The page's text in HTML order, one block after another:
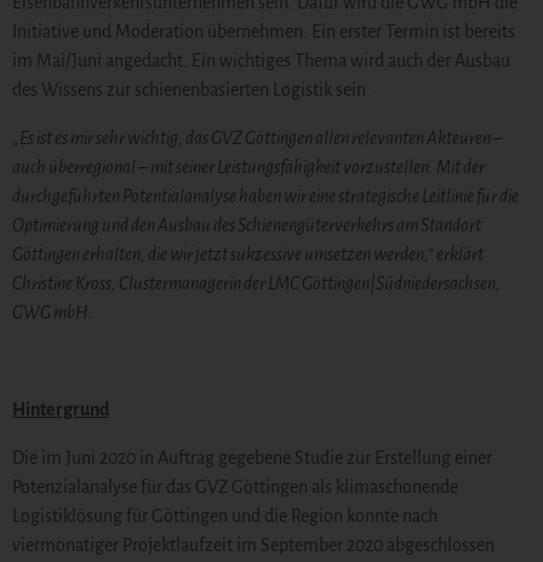
Initiative und Moderation übernehmen. Ein erster Termin ist bereits
im Mai/Juni angedacht. Ein wichtiges Thema wird auch der Ausbau
des Wissens zur schienenbasierten Logistik sein.
„Es ist es mir sehr wichtig, das GVZ Göttingen allen relevanten Akteuren –
auch überregional – mit seiner Leistungsfähigkeit vorzustellen. Mit der
durchgeführten Potentialanalyse haben wir eine strategische Leitlinie für die
Optimierung und den Ausbau des Schienengüterverkehrs am Standort
Göttingen erhalten, die wir jetzt sukzessive umsetzen werden,“ erklärt
Christine Kross, Clustermanagerin der LMC Göttingen|Südniedersachsen,
GWG mbH.
Hintergrund
Die im Juni 2020 in Auftrag gegebene Studie zur Erstellung einer
Potenzialanalyse für das GVZ Göttingen als klimaschonende
Logistiklösung für Göttingen und die Region konnte nach
viermonatiger Projektlaufzeit im September 2020 abgeschlossen